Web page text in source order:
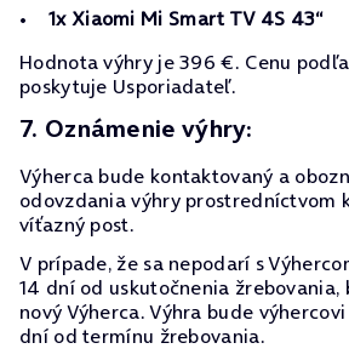
1x Xiaomi Mi Smart TV 4S 43“
Hodnota výhry je 396 €. Cenu
poskytuje Usporiadateľ.
7. Oznámenie výhry:
Výherca bude kontaktovaný a
odovzdania výhry prostredníctvom
víťazný post.
V prípade, že sa nepodarí s
14 dní od uskutočnenia žrebovania,
nový Výherca. Výhra bude
dní od termínu žrebovania.